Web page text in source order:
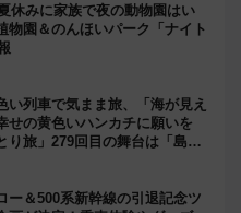
休みに家族で夜の動物園はい
物園＆のんほいパーク「ナイト
い列車で気まま旅、「海が見え
せの黄色いハンカチに願いを
り旅」279回目の舞台は「島原
ー＆500系新幹線の引退記念ツ